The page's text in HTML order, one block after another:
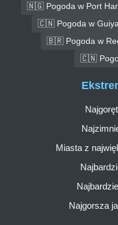
🇳🇬 Pogoda w Port
🇨🇳 Pogoda w
🇧🇷 Pogoda w
🇨🇳
Miasta z
Najgorsza